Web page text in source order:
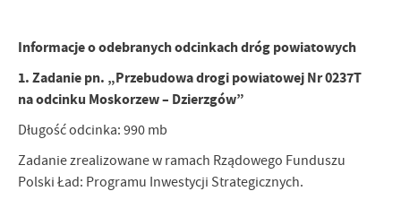
Informacje o odebranych odcinkach dróg powiatowych
1. Zadanie pn. „Przebudowa drogi powiatowej Nr 0237T
na odcinku Moskorzew – Dzierzgów”
Długość odcinka: 990 mb
Zadanie zrealizowane w ramach Rządowego Funduszu
Polski Ład: Programu Inwestycji Strategicznych.